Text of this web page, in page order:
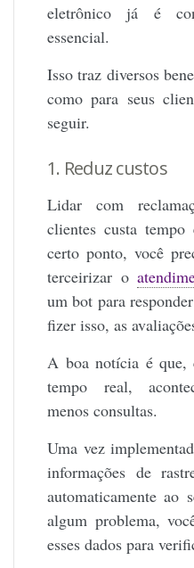
eletrônico já é
essencial.
Isso traz diversos
como para seus
seguir.
1. Reduz custos
Lidar com
clientes custa
certo ponto, você
terceirizar o
um bot para
fizer isso, as
A boa notícia é que,
tempo real,
menos consultas.
Uma vez
informações de
automaticamente ao
algum problema,
esses dados para